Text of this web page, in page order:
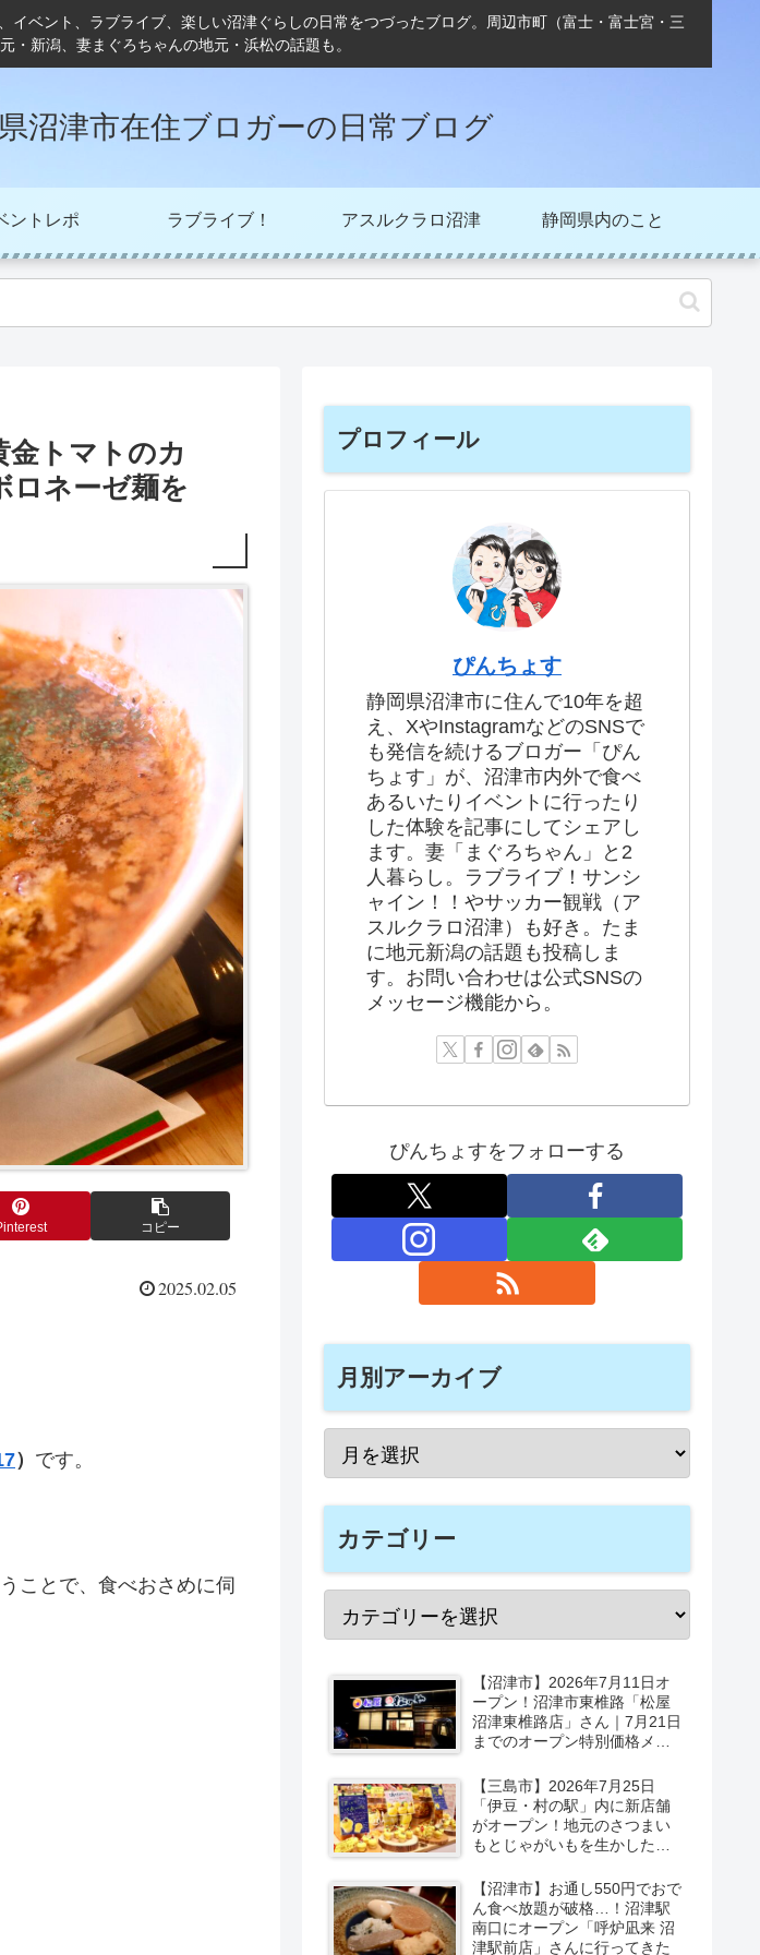
ベント、ラブライブ、楽しい沼津ぐらしの日常をつづったブログ。周辺市町（富士・富士宮・三
・新潟、妻まぐろちゃんの地元・浜松の話題も。
沼津市在住ブロガーの日常ブログ
ントレポ ラブライブ！ アスルクラロ沼津 静岡県内のこと
金トマトのカ
ロネーゼ麺を
コピー
2025.02.05
） です。
ことで、食べおさめに伺
プロフィール
ぴんちょす
静岡県沼津市に住んで10年を超
え、XやInstagramなどのSNSで
も発信を続けるブロガー「ぴん
ちょす」が、沼津市内外で食べ
あるいたりイベントに行ったり
した体験を記事にしてシェアし
ます。妻「まぐろちゃん」と2
人暮らし。ラブライブ！サンシ
ャイン！！やサッカー観戦（ア
スルクラロ沼津）も好き。たま
に地元新潟の話題も投稿しま
す。お問い合わせは公式SNSの
メッセージ機能から。
ぴんちょすをフォローする
月別アーカイブ
カテゴリー
【沼津市】2026年7月11日オ
ープン！沼津市東椎路「松屋
沼津東椎路店」さん｜7月21日
までのオープン特別価格メニ
【三島市】2026年7月25日
「伊豆・村の駅」内に新店舗
がオープン！地元のさつまい
もとじゃがいもを生かしたベ
と足お先に実食レポ【PR】
【沼津市】お通し550円でおで
ん食べ放題が破格…！沼津駅
南口にオープン「呼炉凪来 沼
津駅前店」さんに行ってきた